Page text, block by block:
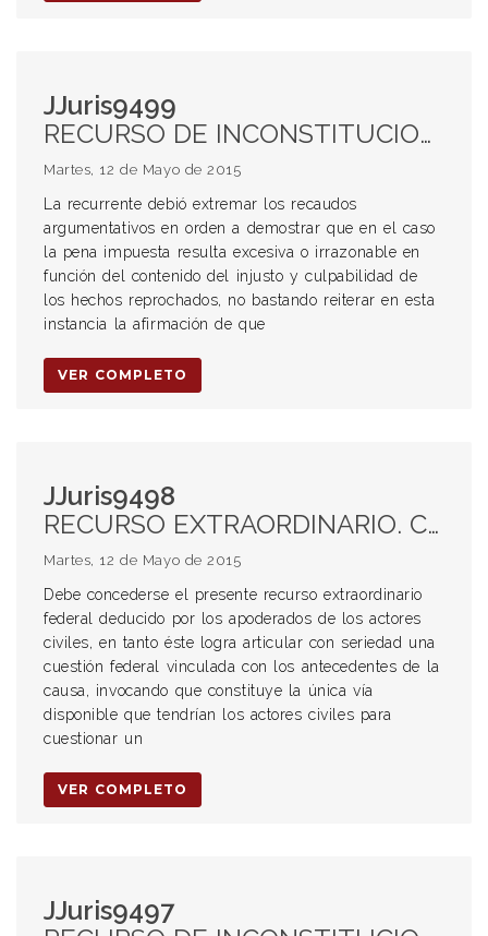
JJuris9499
RECURSO DE INCONSTITUCIONALIDAD. QUEJA. INADMISIBILIDAD. SENTENCIA SUFICIENTEMENTE FUNDADA. DELITO. PENA. GRADUACION. CARACTER RESOCIALIZADOR. ARBITRARIEDAD. UNIFICACION DE CONDENAS. UNIFICACION DE PENAS. DELITO. CONCURSO REAL. RÉGIMEN PENITENCIARIO. PRINCIPIO DE PROGRESIVIDAD.
Martes, 12 de Mayo de 2015
La recurrente debió extremar los recaudos
argumentativos en orden a demostrar que en el caso
la pena impuesta resulta excesiva o irrazonable en
función del contenido del injusto y culpabilidad de
los hechos reprochados, no bastando reiterar en esta
instancia la afirmación de que
VER COMPLETO
JJuris9498
RECURSO EXTRAORDINARIO. CONCESION. CUESTION FEDERAL. PROCESO PENAL. ACCION CIVIL. IMPUTADO. ABSOLUCION. LEGITIMA DEFENSA. VIOLENCIA CONTRA MENORES. MENOR VÍCTIMA. RESPONSABILIDAD DEL ESTADO. PERSONAL POLICIAL. HOMICIDIO. ATENUANTE.
Martes, 12 de Mayo de 2015
Debe concederse el presente recurso extraordinario
federal deducido por los apoderados de los actores
civiles, en tanto éste logra articular con seriedad una
cuestión federal vinculada con los antecedentes de la
causa, invocando que constituye la única vía
disponible que tendrían los actores civiles para
cuestionar un
VER COMPLETO
JJuris9497